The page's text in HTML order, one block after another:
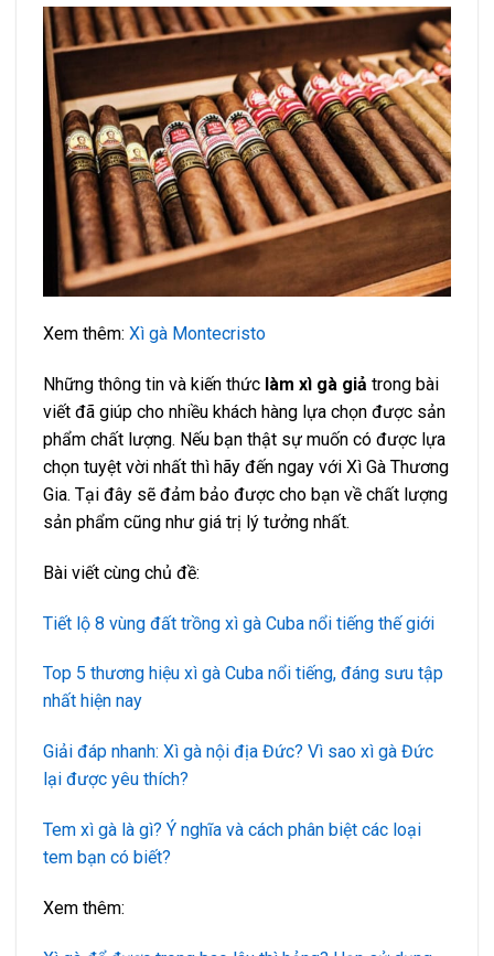
Xem thêm: Xì gà Montecristo
Những thông tin và kiến thức làm xì gà giả trong bài
viết đã giúp cho nhiều khách hàng lựa chọn được sản
phẩm chất lượng. Nếu bạn thật sự muốn có được lựa
chọn tuyệt vời nhất thì hãy đến ngay với Xì Gà Thương
Gia. Tại đây sẽ đảm bảo được cho bạn về chất lượng
sản phẩm cũng như giá trị lý tưởng nhất.
Bài viết cùng chủ đề:
Tiết lộ 8 vùng đất trồng xì gà Cuba nổi tiếng thế giới
Top 5 thương hiệu xì gà Cuba nổi tiếng, đáng sưu tập
nhất hiện nay
Giải đáp nhanh: Xì gà nội địa Đức? Vì sao xì gà Đức
lại được yêu thích?
Tem xì gà là gì? Ý nghĩa và cách phân biệt các loại
tem bạn có biết?
Xem thêm: